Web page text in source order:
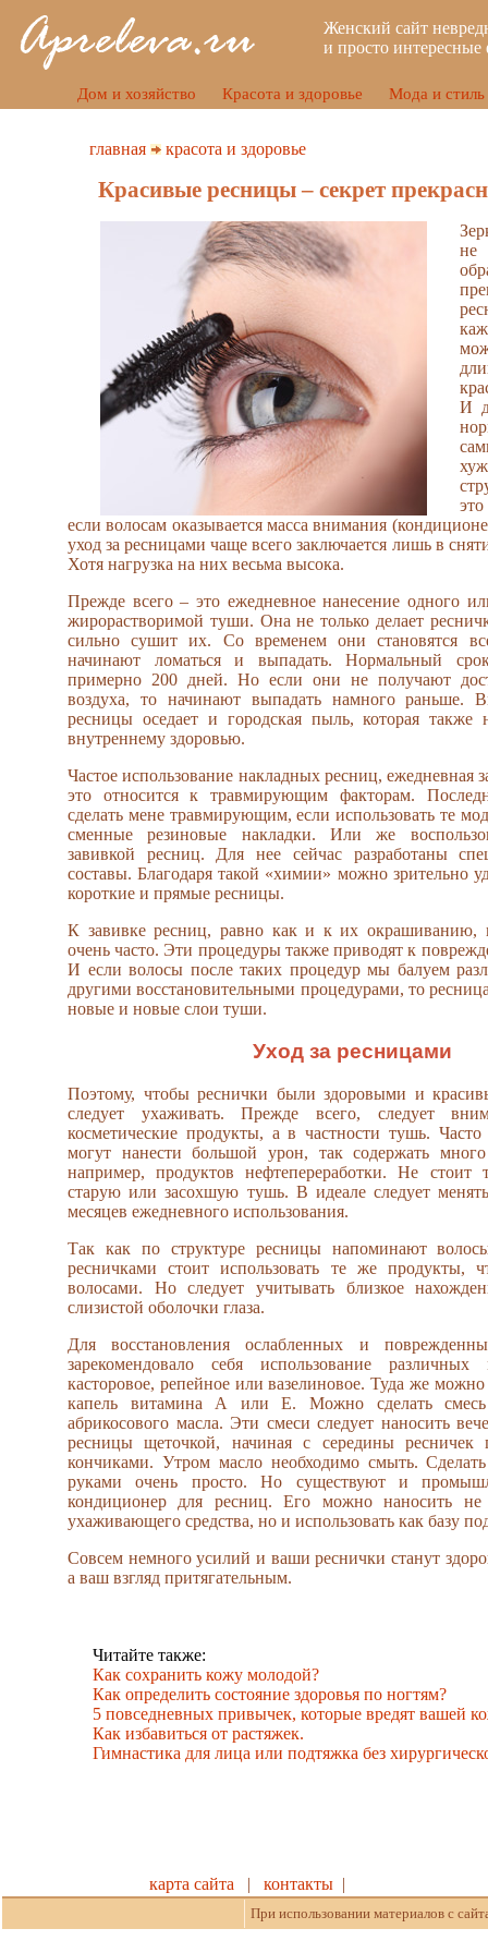
Женский сайт
и просто
Дом и хозяйство Красота и здоровье Мода и стиль
главная красота и здоровье
Красивые ресницы – секрет
И
если волосам оказывается масса внимания
уход за ресницами чаще всего заключается лишь в
Хотя нагрузка на них весьма высока.
Прежде всего – это ежедневное нанесение одного
жирорастворимой туши. Она не только делает
сильно сушит их. Со временем они становятся
начинают ломаться и выпадать. Нормальный
примерно 200 дней. Но если они не получают
воздуха, то начинают выпадать намного раньше.
ресницы оседает и городская пыль, которая также
внутреннему здоровью.
Частое использование накладных ресниц, ежедневная
это относится к травмирующим факторам.
сделать мене травмирующим, если использовать те
сменные резиновые накладки. Или же
завивкой ресниц. Для нее сейчас разработаны
составы. Благодаря такой «химии» можно зрительно
короткие и прямые ресницы.
К завивке ресниц, равно как и к их окрашиванию,
очень часто. Эти процедуры также приводят к
И если волосы после таких процедур мы балуем
другими восстановительными процедурами, то
новые и новые слои туши.
Уход за ресницами
Поэтому, чтобы реснички были здоровыми и
следует ухаживать. Прежде всего, следует
косметические продукты, а в частности тушь.
могут нанести большой урон, так содержать
например, продуктов нефтепереработки. Не стоит
старую или засохшую тушь. В идеале следует
месяцев ежедневного использования.
Так как по структуре ресницы напоминают
ресничками стоит использовать те же продукты,
волосами. Но следует учитывать близкое
слизистой оболочки глаза.
Для восстановления ослабленных и
зарекомендовало себя использование
касторовое, репейное или вазелиновое. Туда же можно
капель витамина А или Е. Можно сделать
абрикосового масла. Эти смеси следует наносить
ресницы щеточкой, начиная с середины
кончиками. Утром масло необходимо смыть.
руками очень просто. Но существуют и
кондиционер для ресниц. Его можно наносить не
ухаживающего средства, но и использовать как базу
Совсем немного усилий и ваши реснички станут
а ваш взгляд притягательным.
Читайте также:
Как сохранить кожу молодой?
Как определить состояние здоровья по ногтям?
5 повседневных привычек, которые вредят вашей
Как избавиться от растяжек.
Гимнастика для лица или подтяжка без
карта сайта | контакты |
При использовании материалов с